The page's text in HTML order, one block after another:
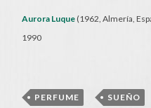
Aurora Luque (1962, Almería,
1990
PERFUME , SUEÑO